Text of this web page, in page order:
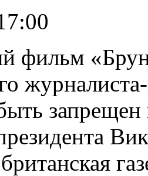
фильм
запрещен